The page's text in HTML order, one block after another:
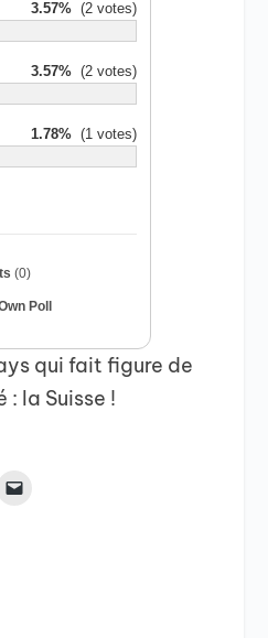
3.57% (2 votes)
3.57% (2 votes)
1.78% (1 votes)
(0)
Poll
qui fait figure de
la Suisse !